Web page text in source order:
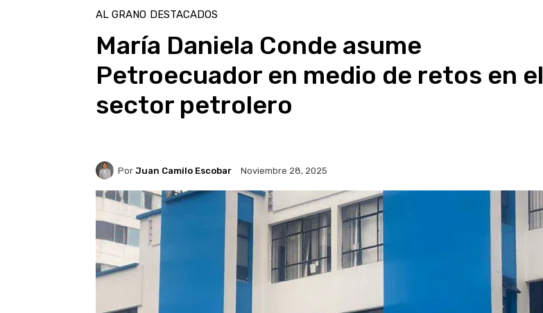
AL GRANO DESTACADOS
María Daniela Conde asume
Petroecuador en medio de retos en el
sector petrolero
Por Juan Camilo Escobar Noviembre 28, 2025